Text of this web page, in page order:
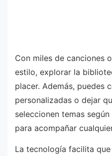
Con miles de canciones
estilo, explorar la
placer. Además, puedes
personalizadas o dejar
seleccionen temas
para acompañar
La tecnología facilita